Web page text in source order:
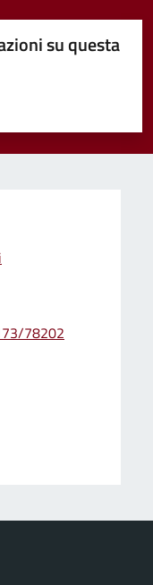
su questa
78202